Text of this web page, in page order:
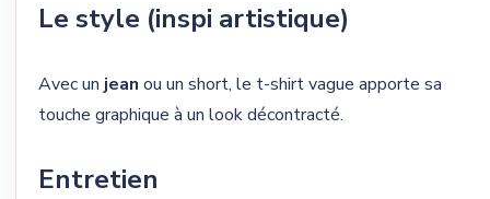
Le style (inspi artistique)
Avec un jean ou un short, le t-shirt vague apporte sa
touche graphique à un look décontracté.
Entretien